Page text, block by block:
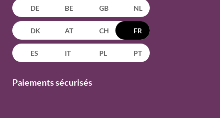
DE BE GB NL
DK AT CH FR
ES IT PL PT
Paiements sécurisés